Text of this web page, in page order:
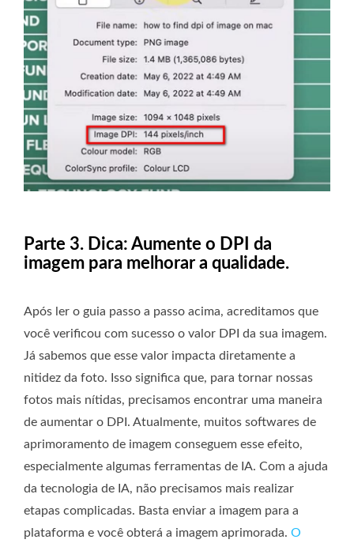
Parte 3. Dica: Aumente o DPI da
imagem para melhorar a qualidade.
Após ler o guia passo a passo acima, acreditamos que
você verificou com sucesso o valor DPI da sua imagem.
Já sabemos que esse valor impacta diretamente a
nitidez da foto. Isso significa que, para tornar nossas
fotos mais nítidas, precisamos encontrar uma maneira
de aumentar o DPI. Atualmente, muitos softwares de
aprimoramento de imagem conseguem esse efeito,
especialmente algumas ferramentas de IA. Com a ajuda
da tecnologia de IA, não precisamos mais realizar
etapas complicadas. Basta enviar a imagem para a
plataforma e você obterá a imagem aprimorada. O